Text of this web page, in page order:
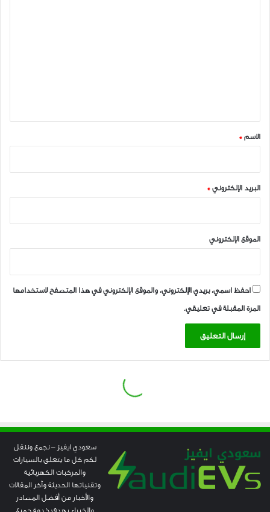
سعودي ايفيز – نجمع وننقل
لكم كل ما يتعلق بالسيارات
والمركبات الكهربائية
وتقنياتها الحديثة وآخر المقالات
والأخبار من أفضل المصادر